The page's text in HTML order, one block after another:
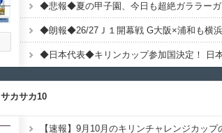
◆悲報◆夏の甲子園、今日も超絶ガララーガ
サカサカ10